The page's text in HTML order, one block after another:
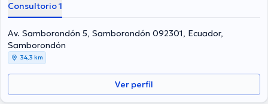
Consultorio 1
Av. Samborondón 5, Samborondón 092301, Ecuador,
Samborondón
34,3 km
Ver perfil